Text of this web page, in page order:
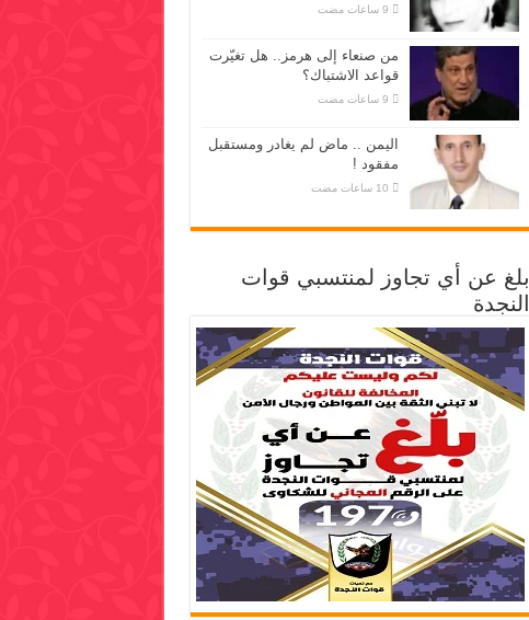
من صنعاء إلى هرمز.. هل تغيّرت
قواعد الاشتباك؟
اليمن .. ماض لم يغادر ومستقبل
مفقود !
بلغ عن أي تجاوز لمنتسبي قوات
النجدة